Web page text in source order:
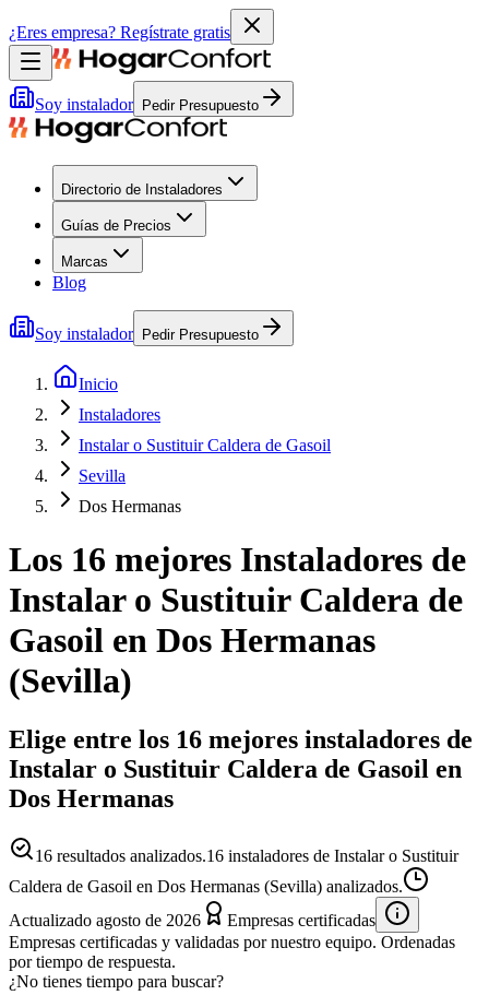
¿Eres empresa? Regístrate gratis
Soy instalador Pedir Presupuesto
Directorio de Instaladores
Guías de Precios
Marcas
Blog
Soy instalador Pedir Presupuesto
Inicio
Instaladores
Instalar o Sustituir Caldera de Gasoil
Sevilla
Dos Hermanas
Los 16 mejores Instaladores de
Instalar o Sustituir Caldera de
Gasoil en Dos Hermanas
(Sevilla)
Elige entre los 16 mejores instaladores de
Instalar o Sustituir Caldera de Gasoil en
Dos Hermanas
16 resultados analizados.16 instaladores de Instalar o Sustituir
Caldera de Gasoil en Dos Hermanas (Sevilla) analizados.
Actualizado agosto de 2026
Empresas certificadas
Empresas certificadas y validadas por nuestro equipo. Ordenadas
por tiempo de respuesta.
¿No tienes tiempo para buscar?